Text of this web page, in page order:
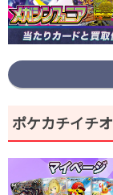
ポケカチイチ